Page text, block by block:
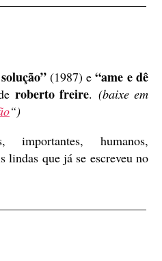
(1987) e“ame e dê
roberto freire. (baixe em
“)
importantes, humanos,
lindas que já se escreveu no